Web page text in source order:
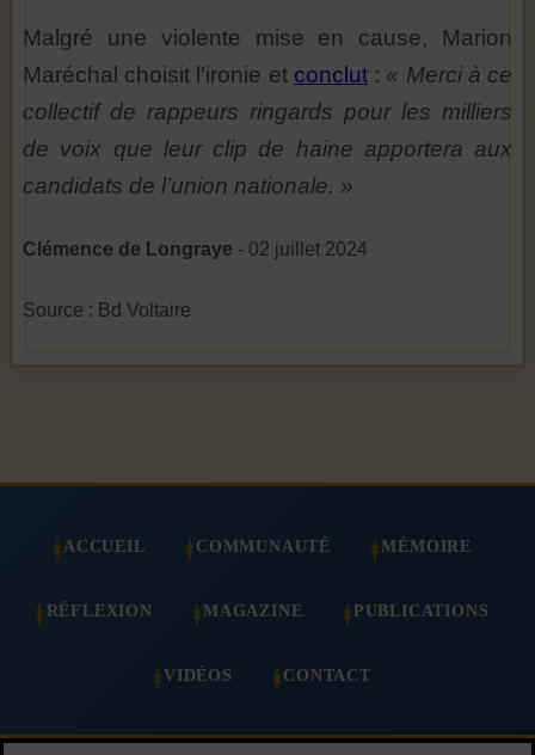
Malgré une violente mise en cause, Marion
Maréchal choisit l'ironie et conclut: « Merci à ce
collectif de rappeurs ringards pour les milliers
de voix que leur clip de haine apportera aux
candidats de l’union nationale. »
Clémence de Longraye - 02 juillet 2024
Source : Bd Voltaire
ACCUEIL COMMUNAUTÉ MÉMOIRE
RÉFLEXION MAGAZINE PUBLICATIONS
VIDÉOS CONTACT